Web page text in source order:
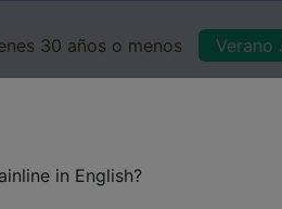
30 años o menos
in English?